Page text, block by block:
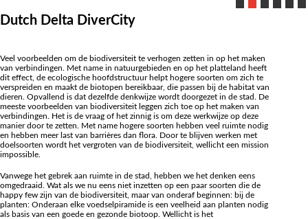
Dutch Delta DiverCity
Veel voorbeelden om de biodiversiteit te verhogen zetten in op het maken
van verbindingen. Met name in natuurgebieden en op het platteland heeft
dit effect, de ecologische hoofdstructuur helpt hogere soorten om zich te
verspreiden en maakt de biotopen bereikbaar, die passen bij de habitat van
dieren. Opvallend is dat dezelfde denkwijze wordt doorgezet in de stad. De
meeste voorbeelden van biodiversiteit leggen zich toe op het maken van
verbindingen. Het is de vraag of het zinnig is om deze werkwijze op deze
manier door te zetten. Met name hogere soorten hebben veel ruimte nodig
en hebben meer last van barrières dan flora. Door te blijven werken met
doelsoorten wordt het vergroten van de biodiversiteit, wellicht een mission
impossible.
Vanwege het gebrek aan ruimte in de stad, hebben we het denken eens
omgedraaid. Wat als we nu eens niet inzetten op een paar soorten die de
happy few zijn van de biodiversiteit, maar van onderaf beginnen: bij de
planten: Onderaan elke voedselpiramide is een veelheid aan planten nodig
als basis van een goede en gezonde biotoop. Wellicht is het